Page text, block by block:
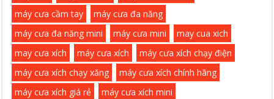
máy cưa cầm tay
máy cưa đa năng
máy cưa đa năng mini
máy cưa mini
may cua xich
may cưa xích
máy cưa xích
máy cưa xích chạy điện
máy cưa xích chạy xăng
máy cưa xích chính hãng
máy cưa xích giá rẻ
máy cưa xích mini